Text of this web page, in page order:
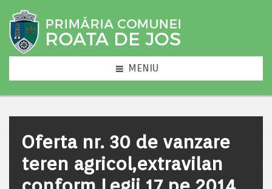
MENIU
Oferta nr. 30 de vanzare
teren agricol,extravilan